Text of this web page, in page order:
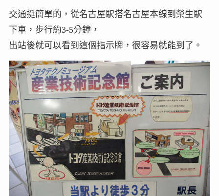
交通挺簡單的，從名古屋駅搭名古屋本線到榮生駅
下車，步行約3-5分鐘，
出站後就可以看到這個指示牌，很容易就能到了。